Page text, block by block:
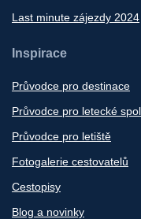
Last minute zájezdy 2024
Inspirace
Průvodce pro destinace
Průvodce pro letecké
Průvodce pro letiště
Fotogalerie cestovatelů
Cestopisy
Blog a novinky